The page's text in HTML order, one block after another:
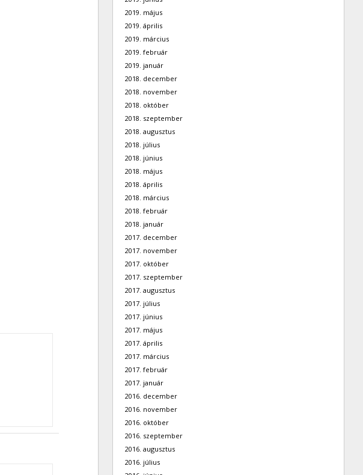
2019. május
2019. április
2019. március
2019. február
2019. január
2018. december
2018. november
2018. október
2018. szeptember
2018. augusztus
2018. július
2018. június
2018. május
2018. április
2018. március
2018. február
2018. január
2017. december
2017. november
2017. október
2017. szeptember
2017. augusztus
2017. július
2017. június
2017. május
2017. április
2017. március
2017. február
2017. január
2016. december
2016. november
2016. október
2016. szeptember
2016. augusztus
2016. július